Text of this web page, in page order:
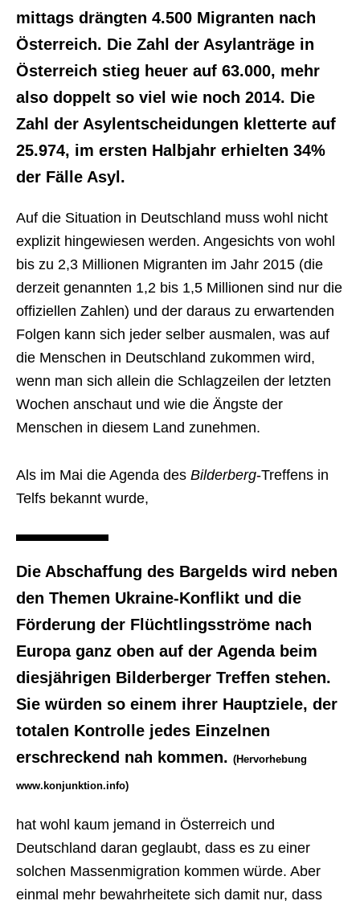
mittags drängten 4.500 Migranten nach
Österreich. Die Zahl der Asylanträge in
Österreich stieg heuer auf 63.000, mehr
also doppelt so viel wie noch 2014. Die
Zahl der Asylentscheidungen kletterte auf
25.974, im ersten Halbjahr erhielten 34%
der Fälle Asyl.
Auf die Situation in Deutschland muss wohl nicht
explizit hingewiesen werden. Angesichts von wohl
bis zu 2,3 Millionen Migranten im Jahr 2015 (die
derzeit genannten 1,2 bis 1,5 Millionen sind nur die
offiziellen Zahlen) und der daraus zu erwartenden
Folgen kann sich jeder selber ausmalen, was auf
die Menschen in Deutschland zukommen wird,
wenn man sich allein die Schlagzeilen der letzten
Wochen anschaut und wie die Ängste der
Menschen in diesem Land zunehmen.
Als im Mai die Agenda des Bilderberg-Treffens in
Telfs bekannt wurde,
Die Abschaffung des Bargelds wird neben
den Themen Ukraine-Konflikt und die
Förderung der Flüchtlingsströme nach
Europaganz oben auf der Agenda beim
diesjährigen Bilderberger Treffen stehen.
Sie würden so einem ihrer Hauptziele, der
totalen Kontrolle jedes Einzelnen
erschreckend nah kommen. (Hervorhebung
www.konjunktion.info)
hat wohl kaum jemand in Österreich und
Deutschland daran geglaubt, dass es zu einer
solchen Massenmigration kommen würde. Aber
einmal mehr bewahrheitete sich damit nur, dass